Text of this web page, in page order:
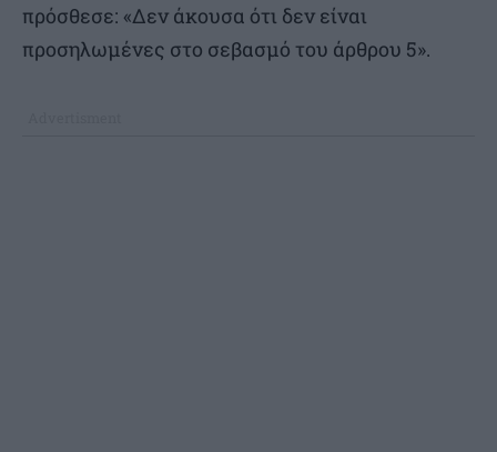
πρόσθεσε: «Δεν άκουσα ότι δεν είναι
προσηλωμένες στο σεβασμό του άρθρου 5».